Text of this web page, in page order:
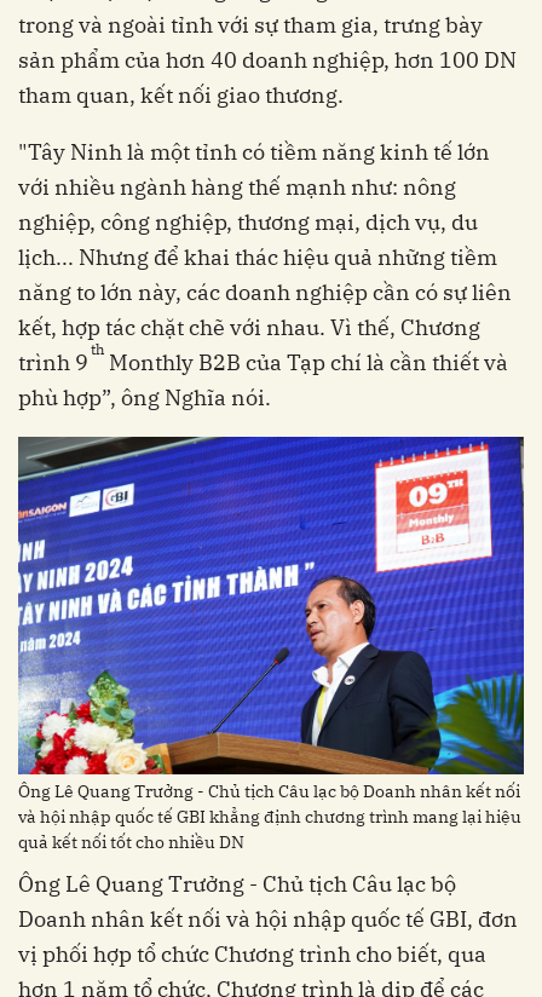
trong và ngoài tỉnh với sự tham gia, trưng bày
sản phẩm của hơn 40 doanh nghiệp, hơn 100 DN
tham quan, kết nối giao thương.
"Tây Ninh là một tỉnh có tiềm năng kinh tế lớn
với nhiều ngành hàng thế mạnh như: nông
nghiệp, công nghiệp, thương mại, dịch vụ, du
lịch... Nhưng để khai thác hiệu quả những tiềm
năng to lớn này, các doanh nghiệp cần có sự liên
kết, hợp tác chặt chẽ với nhau. Vì thế, Chương
trình 9 th Monthly B2B của Tạp chí là cần thiết và
phù hợp”, ông Nghĩa nói.
Ông Lê Quang Trưởng - Chủ tịch Câu lạc bộ Doanh nhân kết nối
và hội nhập quốc tế GBI khẳng định chương trình mang lại hiệu
quả kết nối tốt cho nhiều DN
Ông Lê Quang Trưởng - Chủ tịch Câu lạc bộ
Doanh nhân kết nối và hội nhập quốc tế GBI, đơn
vị phối hợp tổ chức Chương trình cho biết, qua
hơn 1 năm tổ chức, Chương trình là dịp để các